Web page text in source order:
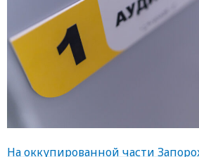
На оккупированной части